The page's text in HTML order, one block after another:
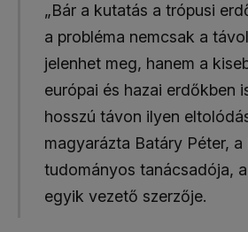
„Bár a kutatás a trópusi
a probléma nemcsak a
jelenhet meg, hanem a
európai és hazai erdőkben
hosszú távon ilyen
magyarázta Batáry Péter,
tudományos tanácsadója,
egyik vezető szerzője.